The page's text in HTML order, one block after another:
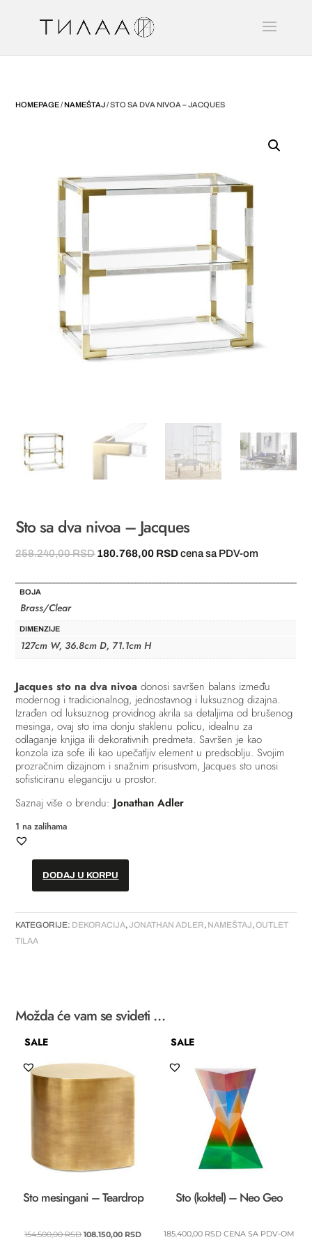
HOMEPAGE/NAMEŠTAJ/ STO SA DVA NIVOA – JACQUES
Sto sa dva nivoa – Jacques
258.240,00RSD Originalna
je
180.768,00 RSDTrenutna
je:
cena sa PDV-om
BOJA
Brass/Clear
DIMENZIJE
127cm W, 36.8cm D, 71.1cm H
Jacques sto na dva nivoa donosi savršen balans između
modernog i tradicionalnog, jednostavnog i luksuznog dizajna.
Izrađen od luksuznog providnog akrila sa detaljima od brušenog
mesinga, ovaj sto ima donju staklenu policu, idealnu za
odlaganje knjiga ili dekorativnih predmeta. Savršen je kao
konzola iza sofe ili kao upečatljiv element u predsoblju. Svojim
prozračnim dizajnom i snažnim prisustvom, Jacques sto unosi
sofisticiranu eleganciju u prostor.
Saznaj više o brendu: Jonathan Adler
1 na zalihama
dva
nivoa
-
DODAJ U KORPU
KATEGORIJE: DEKORACIJA,JONATHAN ADLER, NAMEŠTAJ,OUTLET
TILAA
Možda će vam se svideti …
SALE
Sto mesingani – Teardrop
154.500,00RSD ORIGINALNA
108.150,00 RSDTRENUTNA
SALE
Sto (koktel) – Neo Geo
185.400,00 RSD CENA SA PDV-OM